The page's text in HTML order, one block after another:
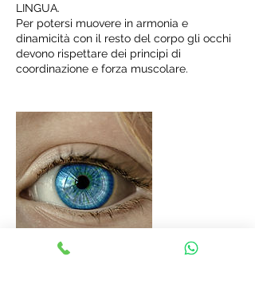
LINGUA.
Per potersi muovere in armonia e
dinamicità con il resto del corpo gli occhi
devono rispettare dei principi di
coordinazione e forza muscolare.